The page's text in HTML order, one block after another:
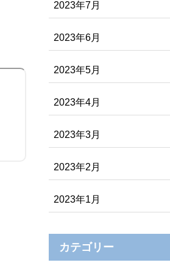
2023年7月
2023年6月
2023年5月
2023年4月
2023年3月
2023年2月
2023年1月
カテゴリー